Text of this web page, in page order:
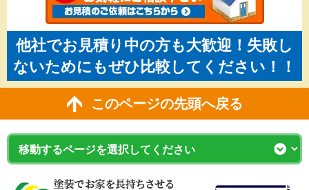
他社でお見積り中の方も大歓迎！失敗し
ないためにもぜひ比較してください！！
このページの先頭へ戻る